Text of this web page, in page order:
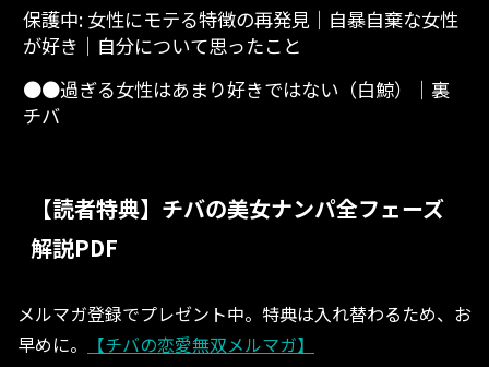
保護中: 女性にモテる特徴の再発見│自暴自棄な女性
が好き│自分について思ったこと
●●過ぎる女性はあまり好きではない（白鯨）│裏
チバ
【読者特典】チバの美女ナンパ全フェーズ
解説PDF
メルマガ登録でプレゼント中。特典は入れ替わるため、お
早めに。
【チバの恋愛無双メルマガ】